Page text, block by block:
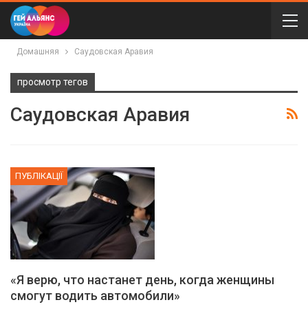
Домашняя Саудовская Аравия
просмотр тегов
Саудовская Аравия
ПУБЛІКАЦІЇ
«Я верю, что настанет день, когда женщины
смогут водить автомобили»